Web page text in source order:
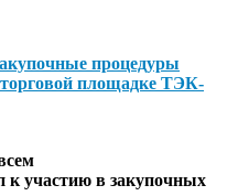
процедуры
площадке ТЭК-
к участию в закупочных